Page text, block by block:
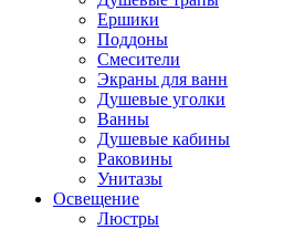
Ершики
Поддоны
Смесители
Экраны для ванн
Душевые уголки
Ванны
Душевые кабины
Раковины
Унитазы
Освещение
Люстры